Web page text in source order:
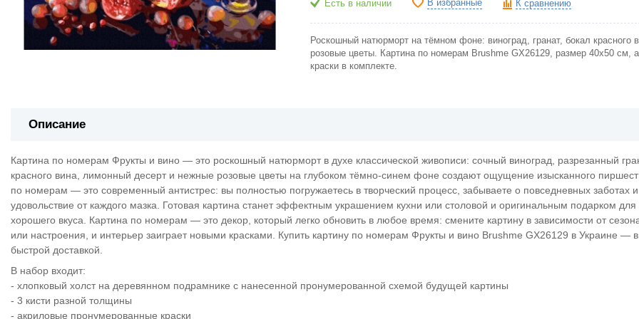
Есть в наличии В избранные К сравнению
Роскошный натюрморт на тёмном фоне: виноград, гранат, бокал красного
розовые цветы. Картина по номерам Brushme GX26129, размер 40х50 см,
краски в комплекте.
Описание
Картина по номерам Фрукты и вино — это роскошный натюрморт в духе классической живописи: сочный виноград, разрезанный
красного вина, лимонный десерт и нежные розовые цветы на глубоком тёмно-синем фоне создают ощущение изысканного
по номерам — это современный антистрес: вы полностью погружаетесь в творческий процесс, забываете о повседневных заботах
удовольствие от каждого мазка. Готовая картина станет эффектным украшением кухни или столовой и оригинальным подарком
хорошего вкуса. Картина по номерам — это декор, который легко обновить в любое время: смените картину в зависимости от
или настроения, и интерьер заиграет новыми красками. Купить картину по номерам Фрукты и вино Brushme GX26129 в Украине —
быстрой доставкой.
В набор входит:
- хлопковый холст на деревянном подрамнике с нанесенной пронумерованной схемой будущей картины
- 3 кисти разной толщины
- акриловые пронумерованные краски